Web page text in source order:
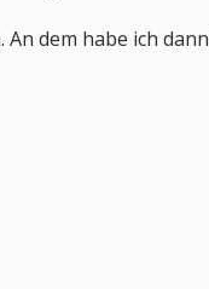
dem habe ich